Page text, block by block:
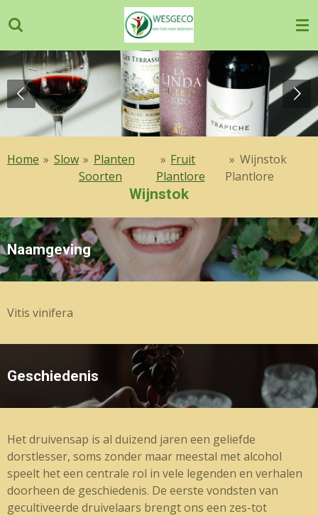
direct
naar
de
hoofdinhoud
Home » Slow » Planten
Soorten
» Fruit
Plantlore
» Wijnstok
Plantlore
Wijnstok
Naamgeving
Vitis vinifera
Geschiedenis
Het druivensap is al duizend jaren een geliefde
dorstlesser, soms zonder maar meestal met alcohol
speelt het een centrale rol in vele legenden en verhalen
doorheen de geschiedenis. De eerste vondsten van
gecultiveerde druivelaars brengt ons een zes-tot